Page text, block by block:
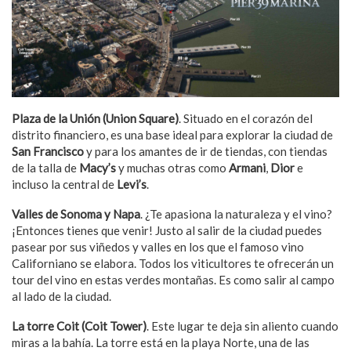
Plaza de la Unión (Union Square) . Situado en el corazón del
distrito financiero, es una base ideal para explorar la ciudad de
San Franciscoy para los amantes de ir de tiendas, con tiendas
de la talla de Macy’sy muchas otras como Armani Diore
incluso la central de Levi’s
Valles de Sonoma y Napa . ¿Te apasiona la naturaleza y el vino?
¡Entonces tienes que venir! Justo al salir de la ciudad puedes
pasear por sus viñedos y valles en los que el famoso vino
Californiano se elabora. Todos los viticultores te ofrecerán un
tour del vino en estas verdes montañas. Es como salir al campo
al lado de la ciudad.
La torre Coit (Coit Tower) . Este lugar te deja sin aliento cuando
miras a la bahía. La torre está en la playa Norte, una de las